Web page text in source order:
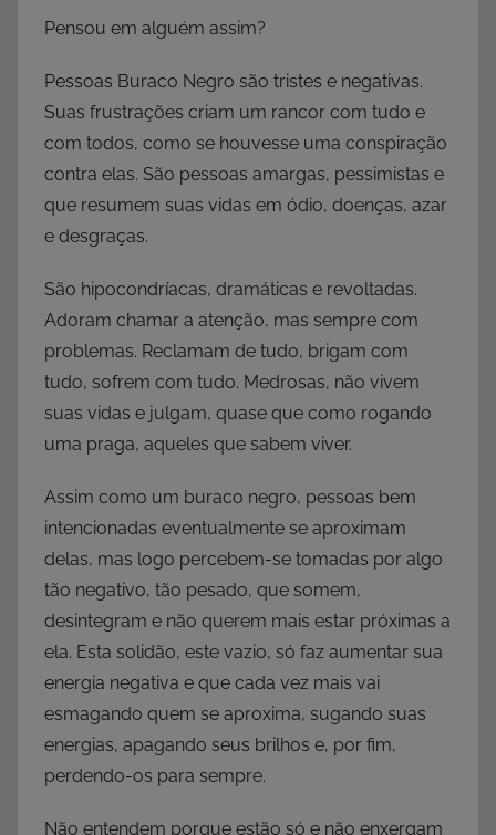
Pensou em alguém assim?
Pessoas Buraco Negro são tristes e negativas.
Suas frustrações criam um rancor com tudo e
com todos, como se houvesse uma conspiração
contra elas. São pessoas amargas, pessimistas e
que resumem suas vidas em ódio, doenças, azar
e desgraças.
São hipocondríacas, dramáticas e revoltadas.
Adoram chamar a atenção, mas sempre com
problemas. Reclamam de tudo, brigam com
tudo, sofrem com tudo. Medrosas, não vivem
suas vidas e julgam, quase que como rogando
uma praga, aqueles que sabem viver.
Assim como um buraco negro, pessoas bem
intencionadas eventualmente se aproximam
delas, mas logo percebem-se tomadas por algo
tão negativo, tão pesado, que somem,
desintegram e não querem mais estar próximas a
ela. Esta solidão, este vazio, só faz aumentar sua
energia negativa e que cada vez mais vai
esmagando quem se aproxima, sugando suas
energias, apagando seus brilhos e, por fim,
perdendo-os para sempre.
Não entendem porque estão só e não enxergam